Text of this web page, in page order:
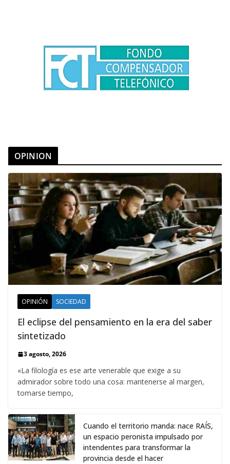
OPINION
OPINIÓN SOCIEDAD
El eclipse del pensamiento en la era del saber
sintetizado
3 agosto, 2026
«La filología es ese arte venerable que exige a su
admirador sobre todo una cosa: mantenerse al margen,
tomarse tiempo,
Cuando el territorio manda: nace RAÍS,
un espacio peronista impulsado por
intendentes para transformar la
provincia desde el hacer